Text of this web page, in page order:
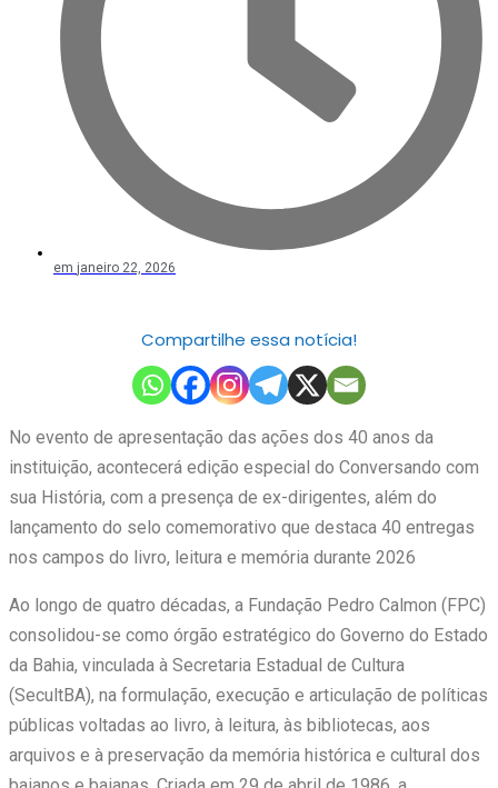
em janeiro 22, 2026
Compartilhe essa notícia!
No evento de apresentação das ações dos 40 anos da
instituição, acontecerá edição especial do Conversando com
sua História, com a presença de ex-dirigentes, além do
lançamento do selo comemorativo que destaca 40 entregas
nos campos do livro, leitura e memória durante 2026
Ao longo de quatro décadas, a Fundação Pedro Calmon (FPC)
consolidou-se como órgão estratégico do Governo do Estado
da Bahia, vinculada à Secretaria Estadual de Cultura
(SecultBA), na formulação, execução e articulação de políticas
públicas voltadas ao livro, à leitura, às bibliotecas, aos
arquivos e à preservação da memória histórica e cultural dos